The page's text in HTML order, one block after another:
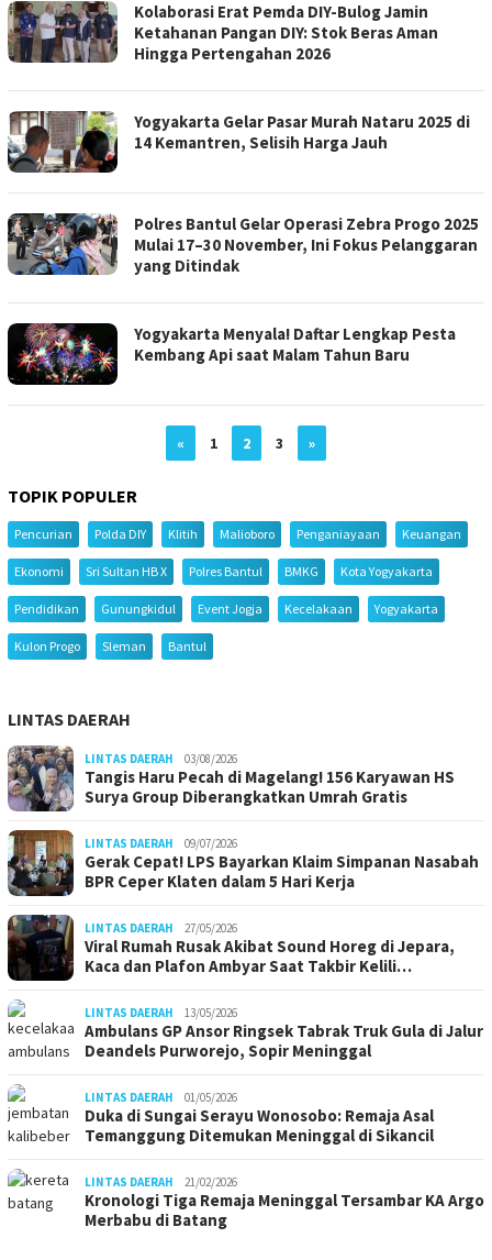
Kolaborasi Erat Pemda DIY-Bulog Jamin
Ketahanan Pangan DIY: Stok Beras Aman
Hingga Pertengahan 2026
Yogyakarta Gelar Pasar Murah Nataru 2025 di
14 Kemantren, Selisih Harga Jauh
Polres Bantul Gelar Operasi Zebra Progo 2025
Mulai 17–30 November, Ini Fokus Pelanggaran
yang Ditindak
Yogyakarta Menyala! Daftar Lengkap Pesta
Kembang Api saat Malam Tahun Baru
« 1 2 3 »
TOPIK POPULER
Pencurian Polda DIY Klitih Malioboro Penganiayaan Keuangan
Ekonomi Sri Sultan HB X Polres Bantul BMKG Kota Yogyakarta
Pendidikan Gunungkidul Event Jogja Kecelakaan Yogyakarta
Kulon Progo Sleman Bantul
LINTAS DAERAH
LINTAS DAERAH 03/08/2026
Tangis Haru Pecah di Magelang! 156 Karyawan HS
Surya Group Diberangkatkan Umrah Gratis
LINTAS DAERAH 09/07/2026
Gerak Cepat! LPS Bayarkan Klaim Simpanan Nasabah
BPR Ceper Klaten dalam 5 Hari Kerja
LINTAS DAERAH 27/05/2026
Viral Rumah Rusak Akibat Sound Horeg di Jepara,
Kaca dan Plafon Ambyar Saat Takbir Kelili…
LINTAS DAERAH 13/05/2026
Ambulans GP Ansor Ringsek Tabrak Truk Gula di Jalur
Deandels Purworejo, Sopir Meninggal
LINTAS DAERAH 01/05/2026
Duka di Sungai Serayu Wonosobo: Remaja Asal
Temanggung Ditemukan Meninggal di Sikancil
LINTAS DAERAH 21/02/2026
Kronologi Tiga Remaja Meninggal Tersambar KA Argo
Merbabu di Batang